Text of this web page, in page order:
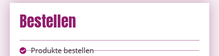
Bestellen
Produkte bestellen